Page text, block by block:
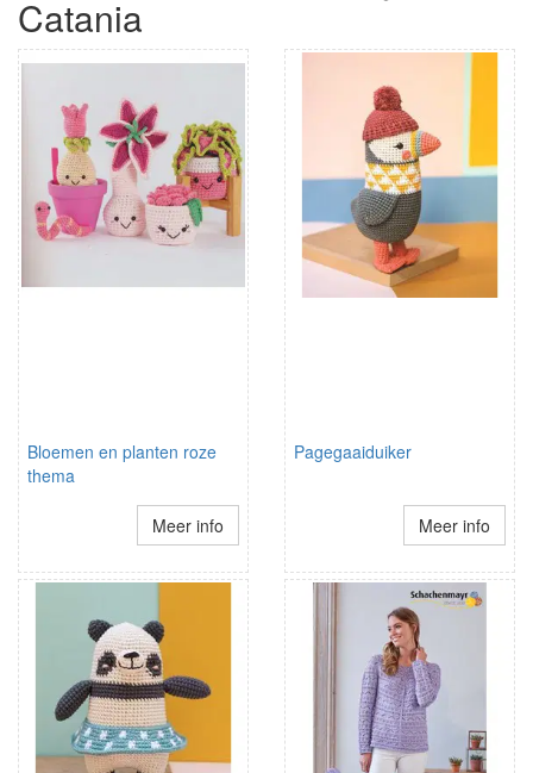
Catania
Bloemen en planten roze
thema
Meer info
Pagegaaiduiker
Meer info